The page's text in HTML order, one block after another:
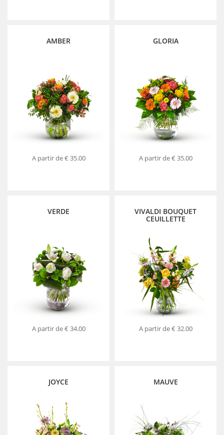
AMBER
A partir de€ 35.00
GLORIA
A partir de€ 35.00
VERDE
A partir de€ 34.00
VIVALDI BOUQUET
CEUILLETTE
A partir de€ 32.00
JOYCE MAUVE